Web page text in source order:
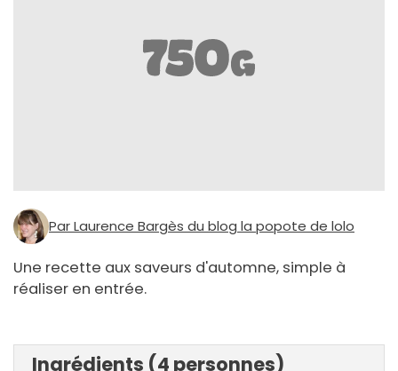
Par Laurence Bargès du blog la popote de lolo
Une recette aux saveurs d'automne, simple à
réaliser en entrée.
Ingrédients (4 personnes)